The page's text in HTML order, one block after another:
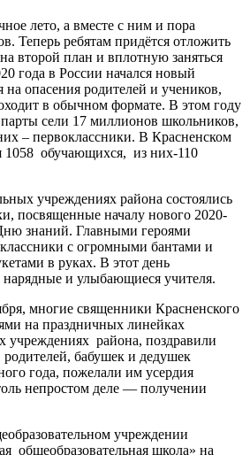
лето, а вместе с ним и пора
Теперь ребятам придётся отложить
второй план и вплотную заняться
года в России начался новый
опасения родителей и учеников,
в обычном формате. В этом году
парты сели 17 миллионов школьников,
– первоклассники. В Красненском
1058 обучающихся, из них-110
учреждениях района состоялись
посвященные началу нового 2020-
знаний. Главными героями
с огромными бантами и
в руках. В этот день
и улыбающиеся учителя.
многие священники Красненского
на праздничных линейках
учреждениях района, поздравили
бабушек и дедушек
года, пожелали им усердия
непростом деле — получении
учреждении
общеобразовательная школа» на